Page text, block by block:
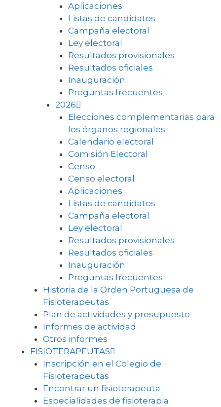
Aplicaciones
Listas de candidatos
Campaña electoral
Ley electoral
Resultados provisionales
Resultados oficiales
Inauguración
Preguntas frecuentes
2026
Elecciones complementarias para
los órganos regionales
Calendario electoral
Comisión Electoral
Censo
Censo electoral
Aplicaciones
Listas de candidatos
Campaña electoral
Ley electoral
Resultados provisionales
Resultados oficiales
Inauguración
Preguntas frecuentes
Historia de la Orden Portuguesa de
Fisioterapeutas
Plan de actividades y presupuesto
Informes de actividad
Otros informes
FISIOTERAPEUTAS
Inscripción en el Colegio de
Fisioterapeutas
Encontrar un fisioterapeuta
Especialidades de fisioterapia